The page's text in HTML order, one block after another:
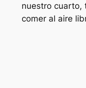
nuestro cuarto,
comer al aire